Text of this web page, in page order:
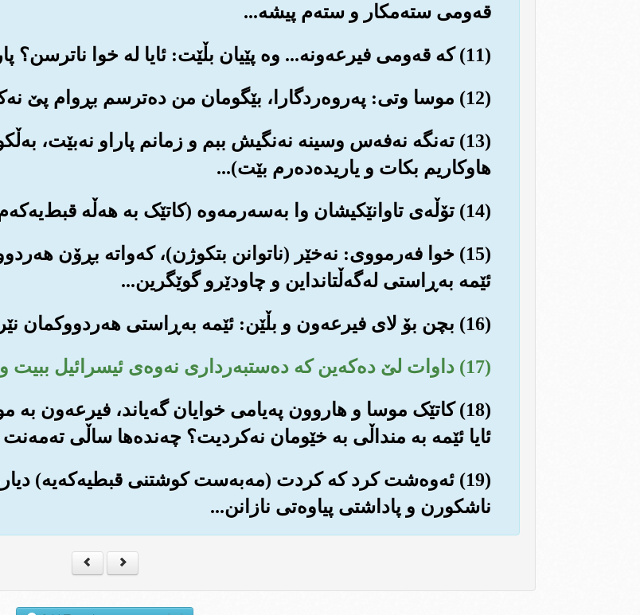
قه‌ومی سته‌مکار و سته‌م پیشه‌...
(11) که قه‌ومی فیرعه‌ونه... وه پێیان بڵێت: ئایا له خوا ناترسن؟ پارێزکار نابن؟
(12) موسا وتی: په‌روه‌ردگارا، بێگومان من ده‌ترسم بڕوام پێ نه‌که‌ن..
(13) ته‌نگه نه‌فه‌س وسینه نه‌نگیش ببم و زمانم پاراو نه‌بێت،
هاوکاریم بکات و یاریده‌ده‌رم بێت)...
(14) تۆڵه‌‌ی تاوانێکیشان وا به‌سه‌رمه‌وه (کاتێک به هه‌ڵه قبط‌یه‌که‌م کوشت) بۆیه ده‌ترسم بمکوژنه‌وه‌...
(15) خوا فه‌رمووی: نه‌خێر (ناتوانن بتکوژن)، که‌واته بڕۆن
ئێمه به‌ڕاستی له‌گه‌ڵتانداین و چاودێرو گوێگرین...
(16) بچن بۆ لای فیرعه‌ون و بڵێن: ئێمه به‌ڕاستی هه‌ردووکمان نێردراوی په‌روه‌ردگاری جیهانیانین
(17) داوات لێ ده‌که‌ین که ده‌ستبه‌رداری نه‌وه‌ی ئیسرائیل ببیت و ئازادیان بکه‌یت با له‌گه‌ڵ ئێمه‌دا بن...
(18) کاتێک موسا و هاروون په‌یامی خوایان گه‌یاند، فیرعه‌ون
ئایا ئێمه به منداڵی به خێومان نه‌کردیت؟ چه‌نده‌ها ساڵی ته‌مه‌نت
(19) ئه‌وه‌شت کرد که کردت (مه‌به‌ست کوشتنی قبطیه‌که‌یه‌)
ناشکورن و پاداشتی پیاوه‌تی نازانن...